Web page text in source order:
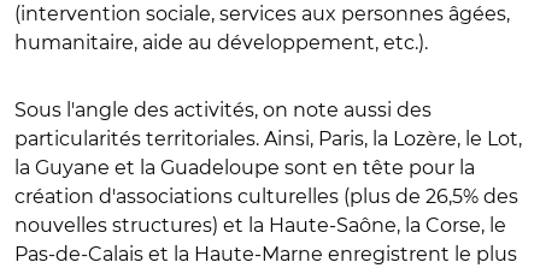
(intervention sociale, services aux personnes âgées,
humanitaire, aide au développement, etc.).
Sous l'angle des activités, on note aussi des
particularités territoriales. Ainsi, Paris, la Lozère, le Lot,
la Guyane et la Guadeloupe sont en tête pour la
création d'associations culturelles (plus de 26,5% des
nouvelles structures) et la Haute-Saône, la Corse, le
Pas-de-Calais et la Haute-Marne enregistrent le plus